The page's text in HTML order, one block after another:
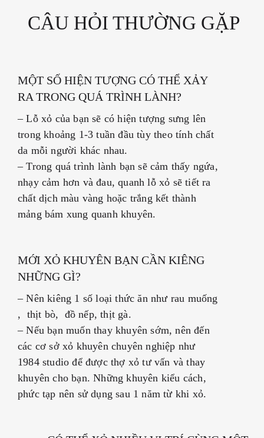
CÂU HỎI THƯỜNG GẶP
MỘT SỐ HIỆN TƯỢNG CÓ THỂ XẢY
RA TRONG QUÁ TRÌNH LÀNH?
–Lỗ xỏ của bạn sẽ có hiện tượng sưng lên
trong khoảng 1-3 tuần đầu tùy theo tính chất
da mỗi người khác nhau.
–Trong quá trình lành bạn sẽ cảm thấy ngứa,
nhạy cảm hơn và đau, quanh lỗ xỏ sẽ tiết ra
chất dịch màu vàng hoặc trắng kết thành
mảng bám xung quanh khuyên.
MỚI XỎ KHUYÊN BẠN CẦN KIÊNG
NHỮNG GÌ?
–Nên kiêng 1 số loại thức ăn như rau muống
, thịt bò, đồ nếp, thịt gà.
–Nếu bạn muốn thay khuyên sớm, nên đến
các cơ sở xỏ khuyên chuyên nghiệp như
1984 studio để được thợ xỏ tư vấn và thay
khuyên cho bạn. Những khuyên kiểu cách,
phức tạp nên sử dụng sau 1 năm từ khi xỏ.